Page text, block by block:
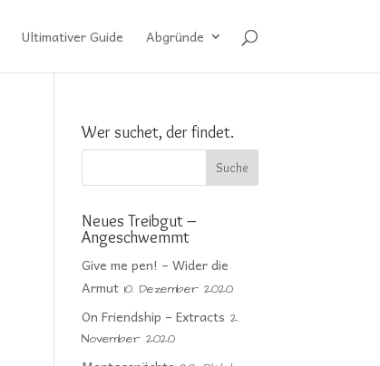
Ultimativer Guide Abgründe
Wer suchet, der findet.
Neues Treibgut –
Angeschwemmt
Give me pen! – Wider die
Armut 10. Dezember 2020
On Friendship – Extracts 2.
November 2020